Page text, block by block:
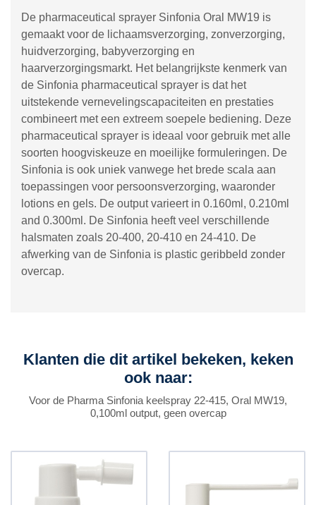
De pharmaceutical sprayer Sinfonia Oral MW19 is
gemaakt voor de lichaamsverzorging, zonverzorging,
huidverzorging, babyverzorging en
haarverzorgingsmarkt. Het belangrijkste kenmerk van
de Sinfonia pharmaceutical sprayer is dat het
uitstekende vernevelingscapaciteiten en prestaties
combineert met een extreem soepele bediening. Deze
pharmaceutical sprayer is ideaal voor gebruik met alle
soorten hoogviskeuze en moeilijke formuleringen. De
Sinfonia is ook uniek vanwege het brede scala aan
toepassingen voor persoonsverzorging, waaronder
lotions en gels. De output varieert in 0.160ml, 0.210ml
and 0.300ml. De Sinfonia heeft veel verschillende
halsmaten zoals 20-400, 20-410 en 24-410. De
afwerking van de Sinfonia is plastic geribbeld zonder
overcap.
Klanten die dit artikel bekeken, keken
ook naar:
Voor de Pharma Sinfonia keelspray 22-415, Oral MW19,
0,100ml output, geen overcap